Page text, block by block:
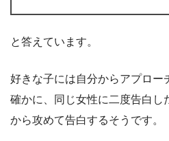
と答えています。
好きな子には自分からアプロー
確かに、同じ女性に二度告白し
から攻めて告白するそうです。